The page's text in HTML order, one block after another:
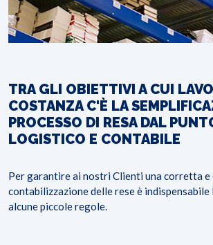
TRA GLI OBIETTIVI A CUI
COSTANZA C'È LA
PROCESSO DI RESA DAL
LOGISTICO E CONTABILE
Per garantire ai nostri Clienti una corretta e
contabilizzazione delle rese è indispensabile
alcune piccole regole.